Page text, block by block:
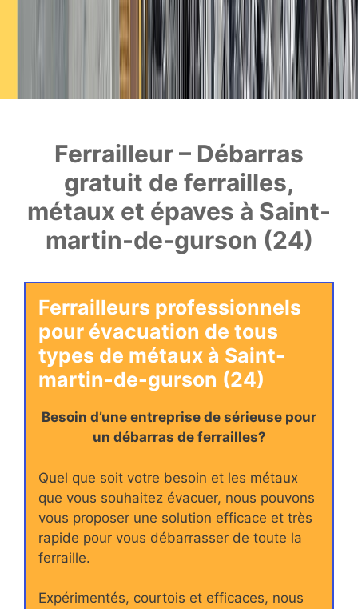
Ferrailleur – Débarras
gratuit de ferrailles,
métaux et épaves à Saint-
martin-de-gurson (24)
Ferrailleurs professionnels
pour évacuation de tous
types de métaux à Saint-
martin-de-gurson (24)
Besoin d’une entreprise de sérieuse pour
un débarras de ferrailles?
Quel que soit votre besoin et les métaux
que vous souhaitez évacuer, nous pouvons
vous proposer une solution efficace et très
rapide pour vous débarrasser de toute la
ferraille.
Expérimentés, courtois et efficaces, nous